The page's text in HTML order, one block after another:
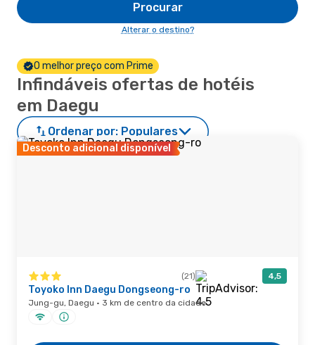
Procurar
Alterar o destino?
O melhor preço com Prime
Infindáveis ofertas de hotéis
em Daegu
Ordenar por: Populares
Desconto adicional disponível
(21) 4,5
Toyoko Inn Daegu Dongseong-ro
Jung-gu, Daegu · 3 km de centro da cidade